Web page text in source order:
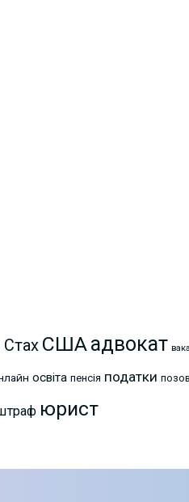
Стах СШАадвокат
освіта пенсія податки позов
юрист